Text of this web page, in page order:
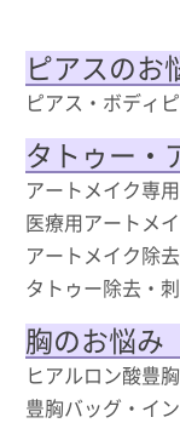
ピアスのお
ピアス・ボディ
タトゥー・
アートメイク専
医療用アートメ
アートメイク除去
タトゥー除去・
胸のお悩み
ヒアルロン酸豊
豊胸バッグ・イ